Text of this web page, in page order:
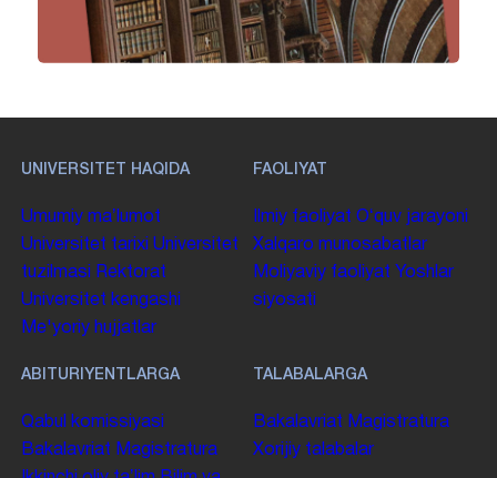
UNIVERSITET HAQIDA
Umumiy maʼlumot
Universitet tarixi Universitet
tuzilmasi Rektorat
Universitet kengashi
Me'yoriy hujjatlar
FAOLIYAT
Ilmiy faoliyat Oʻquv jarayoni
Xalqaro munosabatlar
Moliyaviy faoliyat Yoshlar
siyosati
ABITURIYENTLARGA
Qabul komissiyasi
Bakalavriat Magistratura
TALABALARGA
Bakalavriat Magistratura
Xorijiy talabalar